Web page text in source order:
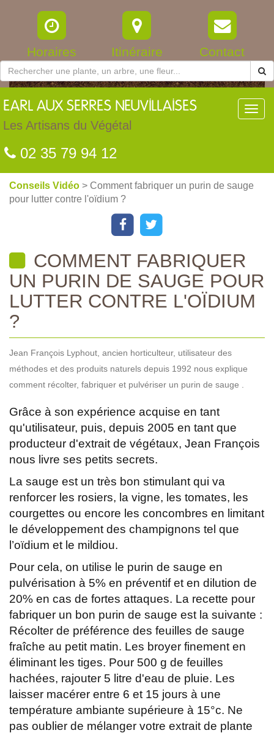
Horaires Itinéraire Contact
EARL AUX SERRES NEUVILLAISES
Les Artisans du Végétal
02 35 79 94 12
Conseils Vidéo > Comment fabriquer un purin de sauge
pour lutter contre l'oïdium ?
COMMENT FABRIQUER
UN PURIN DE SAUGE POUR
LUTTER CONTRE L'OÏDIUM
?
Jean François Lyphout, ancien horticulteur, utilisateur des
méthodes et des produits naturels depuis 1992 nous explique
comment récolter, fabriquer et pulvériser un purin de sauge .
Grâce à son expérience acquise en tant
qu'utilisateur, puis, depuis 2005 en tant que
producteur d'extrait de végétaux, Jean François
nous livre ses petits secrets.
La sauge est un très bon stimulant qui va
renforcer les rosiers, la vigne, les tomates, les
courgettes ou encore les concombres en limitant
le développement des champignons tel que
l’oïdium et le mildiou.
Pour cela, on utilise le purin de sauge en
pulvérisation à 5% en préventif et en dilution de
20% en cas de fortes attaques. La recette pour
fabriquer un bon purin de sauge est la suivante :
Récolter de préférence des feuilles de sauge
fraîche au petit matin. Les broyer finement en
éliminant les tiges. Pour 500 g de feuilles
hachées, rajouter 5 litre d'eau de pluie. Les
laisser macérer entre 6 et 15 jours à une
température ambiante supérieure à 15°c. Ne
pas oublier de mélanger votre extrait de plante